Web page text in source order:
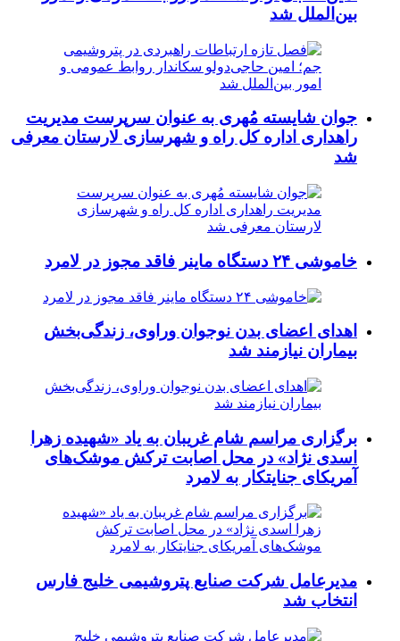
بین‌الملل شد
جوان شایسته مُهری به عنوان سرپرست مدیریت
راهداری اداره کل راه و شهرسازی لارستان معرفی
شد
خاموشی ۲۴ دستگاه ماینر فاقد مجوز در لامرد
اهدای اعضای بدن نوجوان وراوی، زندگی‌بخش
بیماران نیازمند شد
برگزاری مراسم شام غریبان به یاد «شهیده زهرا
اسدی نژاد» در محل اصابت ترکش موشک‌های
آمریکای جنایتکار به لامرد
مدیرعامل شرکت صنایع پتروشیمی خلیج فارس
انتخاب شد